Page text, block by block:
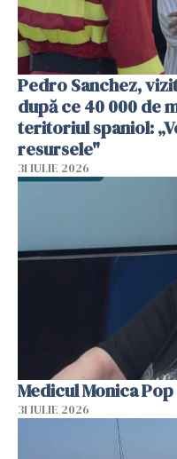
Pedro Sanchez,
după ce 40 000 de
teritoriul spaniol:
resursele"
31 IULIE 2026
Medicul Monica Pop
31 IULIE 2026